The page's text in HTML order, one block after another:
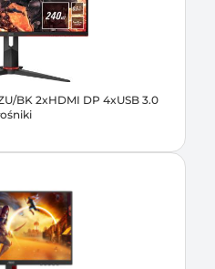
BK 2xHDMI DP 4xUSB 3.0